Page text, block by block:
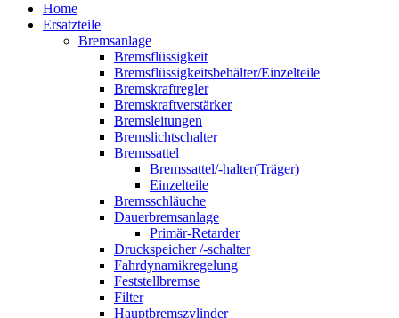
Home
Ersatzteile
Bremsanlage
Bremsflüssigkeit
Bremsflüssigkeitsbehälter/Einzelteile
Bremskraftregler
Bremskraftverstärker
Bremsleitungen
Bremslichtschalter
Bremssattel
Bremssattel/-halter(Träger)
Einzelteile
Bremsschläuche
Dauerbremsanlage
Primär-Retarder
Druckspeicher /-schalter
Fahrdynamikregelung
Feststellbremse
Filter
Hauptbremszylinder